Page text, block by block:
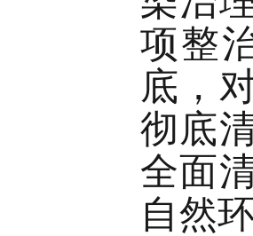
项整
底，
彻底
全面
自然